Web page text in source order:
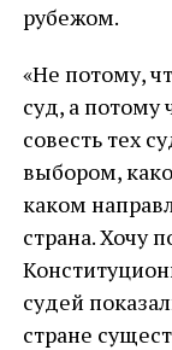
рубежом.
«Не потому,
суд, а потому
совесть тех
выбором,
каком
страна. Хочу
судей
стране